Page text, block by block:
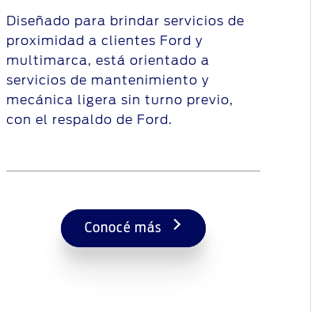
Diseñado para brindar servicios de
proximidad a clientes Ford y
multimarca, está orientado a
servicios de mantenimiento y
mecánica ligera sin turno previo,
con el respaldo de Ford.
Conocé más